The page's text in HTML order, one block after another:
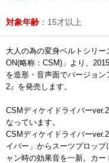
対象年齢 ：15才以上
大人の為の変身ベルトシリ
ON(略称：CSM)」より、
を造形・音声面でバージョ
2』を発売します。
CSMディケイドライバー
なっています。
CSMディケイドライバー
イバー」からスーツプロッ
ャン時の効果音を一新。カ